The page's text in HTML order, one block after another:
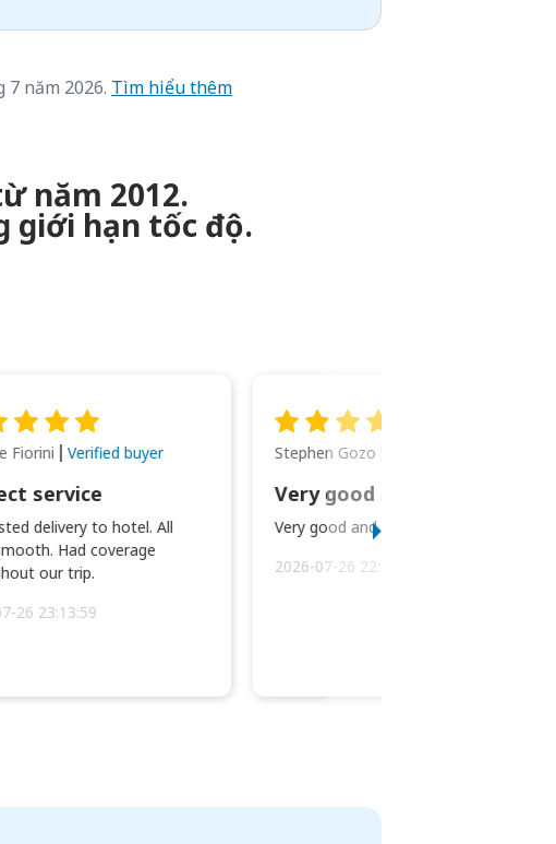
năm 2026. Tìm hiểu thêm
năm 2012.
giới hạn tốc độ.
Fiorini Verified buyer
service
delivery to hotel. All
Had coverage
our trip.
26 23:13:59
Stephen Gozo
Very good and prompt service.
2026-07-26 22:43:45